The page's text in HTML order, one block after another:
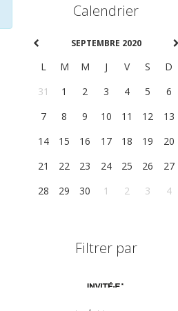
Calendrier
SEPTEMBRE 2020
L M M J V S
D
31
1 2 3 4 5
6
7
8 9 10 11 12
13
14
15 16 17 18 19
20
21
22 23 24 25 26
27
28
29 30 1 2 3 4
Filtrer par